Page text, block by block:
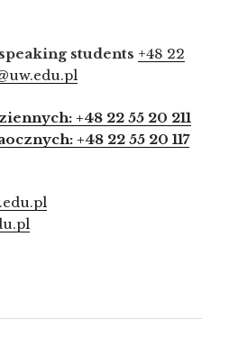
students +48 22
+48 22 55 20 211
+48 22 55 20 117